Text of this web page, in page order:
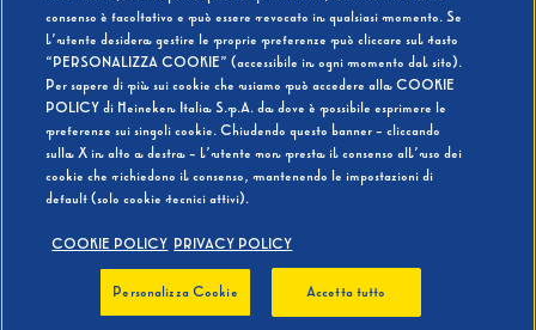
consenso è facoltativo e può essere revocato in qualsiasi momento. Se
l’utente desidera gestire le proprie preferenze può cliccare sul tasto
“PERSONALIZZA COOKIE” (accessibile in ogni momento dal sito).
Per sapere di più sui cookie che usiamo può accedere alla COOKIE
POLICY di Heineken Italia S.p.A. da dove è possibile esprimere le
preferenze sui singoli cookie. Chiudendo questo banner - cliccando
sulla X in alto a destra - l’utente non presta il consenso all’uso dei
cookie che richiedono il consenso, mantenendo le impostazioni di
default (solo cookie tecnici attivi).
COOKIE POLICY PRIVACY POLICY
Personalizza Cookie Accetta tutto